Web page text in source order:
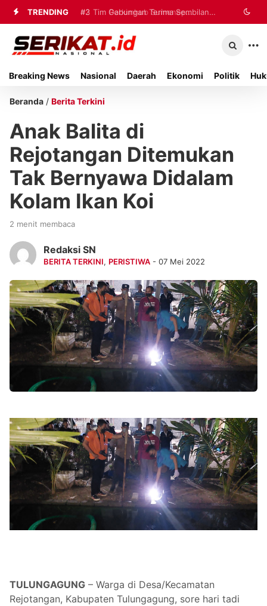
TRENDING #2 Perkimhub Sumenep
Matangkan Pelaksanaan RTLH 2026,
#3 Tim Gabungan Terima Sembilan
Korban Evakuasi KM Mutiara Sentosa
Breaking News Nasional Daerah Ekonomi Politik
Beranda / Berita Terkini
Anak Balita di
Rejotangan Ditemukan
Tak Bernyawa Didalam
Kolam Ikan Koi
2 menit membaca
Redaksi SN
BERITA TERKINI, PERISTIWA - 07 Mei 2022
TULUNGAGUNG – Warga di Desa/Kecamatan
Rejotangan, Kabupaten Tulungagung, sore hari tadi